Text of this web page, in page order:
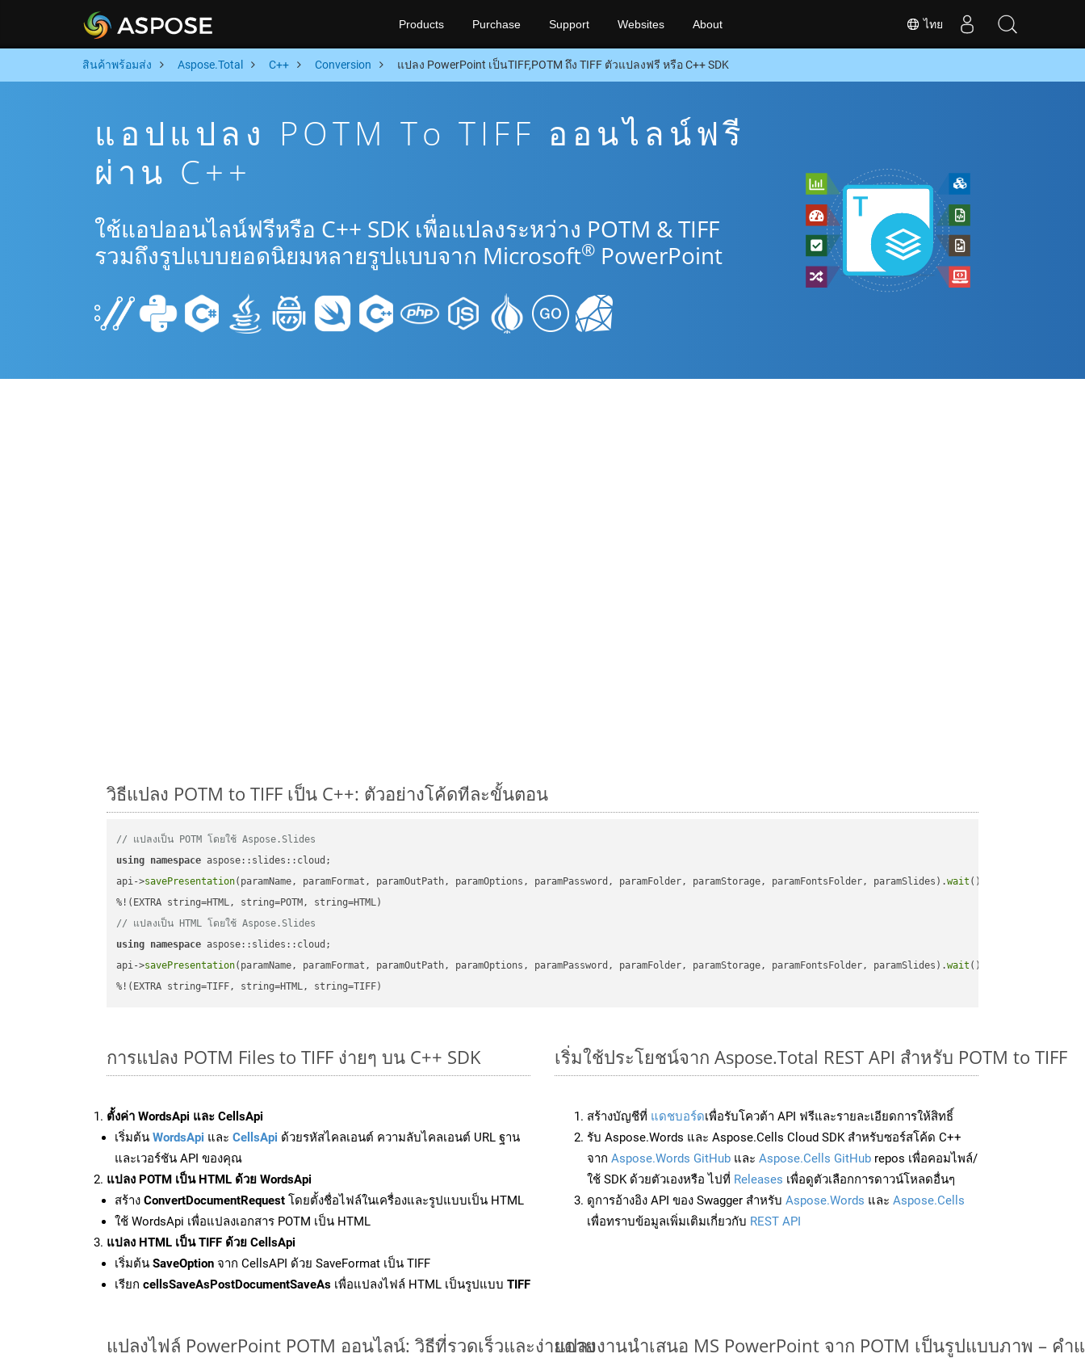
ไทย
Products Purchase Support Websites About
สินค้าพร้อมส่ง Aspose.Total C++ Conversion แปลง PowerPoint เป็นTIFF,POTM ถึง TIFF ตัวแปลงฟรี หรือ C++ SDK
แอปแปลง POTM To TIFF ออนไลน์ฟรี
ผ่าน C++
ใช้แอปออนไลน์ฟรีหรือ C++ SDK เพื่อแปลงระหว่าง POTM & TIFF
รวมถึงรูปแบบยอดนิยมหลายรูปแบบจาก Microsoft® PowerPoint
วิธีแปลง POTM to TIFF เป็น C++: ตัวอย่างโค้ดทีละขั้นตอน
// แปลงเป็น POTM โดยใช้ Aspose.Slides
using namespace aspose::slides::cloud;
api->savePresentation(paramName, paramFormat, paramOutPath, paramOptions, paramPassword, paramFolder, paramStorage, paramFontsFolder, paramSlides).wait ();
// แปลงเป็น HTML โดยใช้ Aspose.Slides
using namespace aspose::slides::cloud;
api->savePresentation(paramName, paramFormat, paramOutPath, paramOptions, paramPassword, paramFolder, paramStorage, paramFontsFolder, paramSlides).wait ();
%!(EXTRA string=TIFF, string=HTML, string=TIFF)
การแปลง POTM Files to TIFF ง่ายๆ บน C++ SDK
ตั้งค่า WordsApi และ CellsApi
เริ่มต้น WordsApi และ CellsApi ด้วยรหัสไคลเอนต์ ความลับไคลเอนต์ URL ฐาน
และเวอร์ชัน API ของคุณ
แปลง POTM เป็น HTML ด้วย WordsApi
สร้าง ConvertDocumentRequest โดยตั้งชื่อไฟล์ในเครื่องและรูปแบบเป็น HTML
ใช้ WordsApi เพื่อแปลงเอกสาร POTM เป็น HTML
แปลง HTML เป็น TIFF ด้วย CellsApi
เริ่มต้น SaveOption จาก CellsAPI ด้วย SaveFormat เป็น TIFF
เรียก cellsSaveAsPostDocumentSaveAs เพื่อแปลงไฟล์ HTML เป็นรูปแบบ TIFF
เริ่มใช้ประโยชน์จาก Aspose.Total REST API สำหรับ POTM to TIFF
สร้างบัญชีที่ แดชบอร์ดเพื่อรับโควต้า API ฟรีและรายละเอียดการให้สิทธิ์
รับ Aspose.Words และ Aspose.Cells Cloud SDK สำหรับซอร์สโค้ด C++
จาก Aspose.Words GitHub และ Aspose.Cells GitHub repos เพื่อคอมไพล์/
ใช้ SDK ด้วยตัวเองหรือ ไปที่ Releases เพื่อดูตัวเลือกการดาวน์โหลดอื่นๆ
ดูการอ้างอิง API ของ Swagger สำหรับ Aspose.Words และ Aspose.Cells
เพื่อทราบข้อมูลเพิ่มเติมเกี่ยวกับ REST API
แปลงไฟล์ PowerPoint POTM ออนไลน์: วิธีที่รวดเร็วและง่ายดายแปลงงานนำเสนอ MS PowerPoint จาก POTM เป็นรูปแบบภาพ – ค